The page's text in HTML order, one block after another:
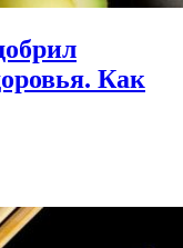
Как